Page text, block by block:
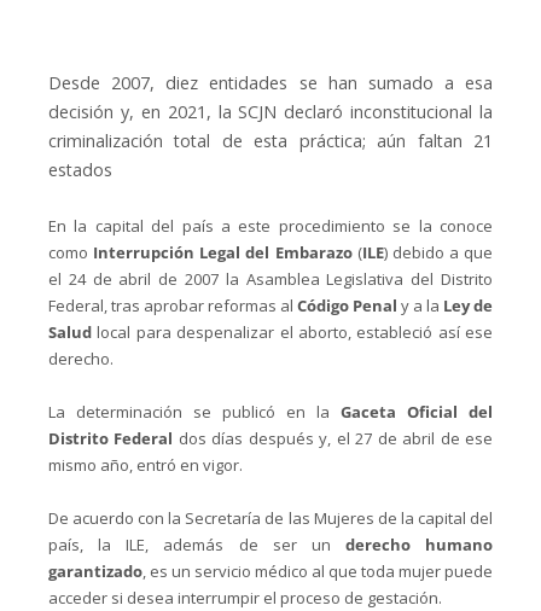
Desde 2007, diez entidades se han sumado a esa
decisión y, en 2021, la SCJN declaró inconstitucional la
criminalización total de esta práctica; aún faltan 21
estados
En la capital del país a este procedimiento se la conoce
como Interrupción Legal del Embarazo(ILE) debido a que
el 24 de abril de 2007 la Asamblea Legislativa del Distrito
Federal, tras aprobar reformas al Código Penal y a la Ley de
Salud local para despenalizar el aborto, estableció así ese
derecho.
La determinación se publicó en la Gaceta Oficial del
Distrito Federal dos días después y, el 27 de abril de ese
mismo año, entró en vigor.
De acuerdo con la Secretaría de las Mujeres de la capital del
país, la ILE, además de ser un derecho humano
garantizado, es un servicio médico al que toda mujer puede
acceder si desea interrumpir el proceso de gestación.